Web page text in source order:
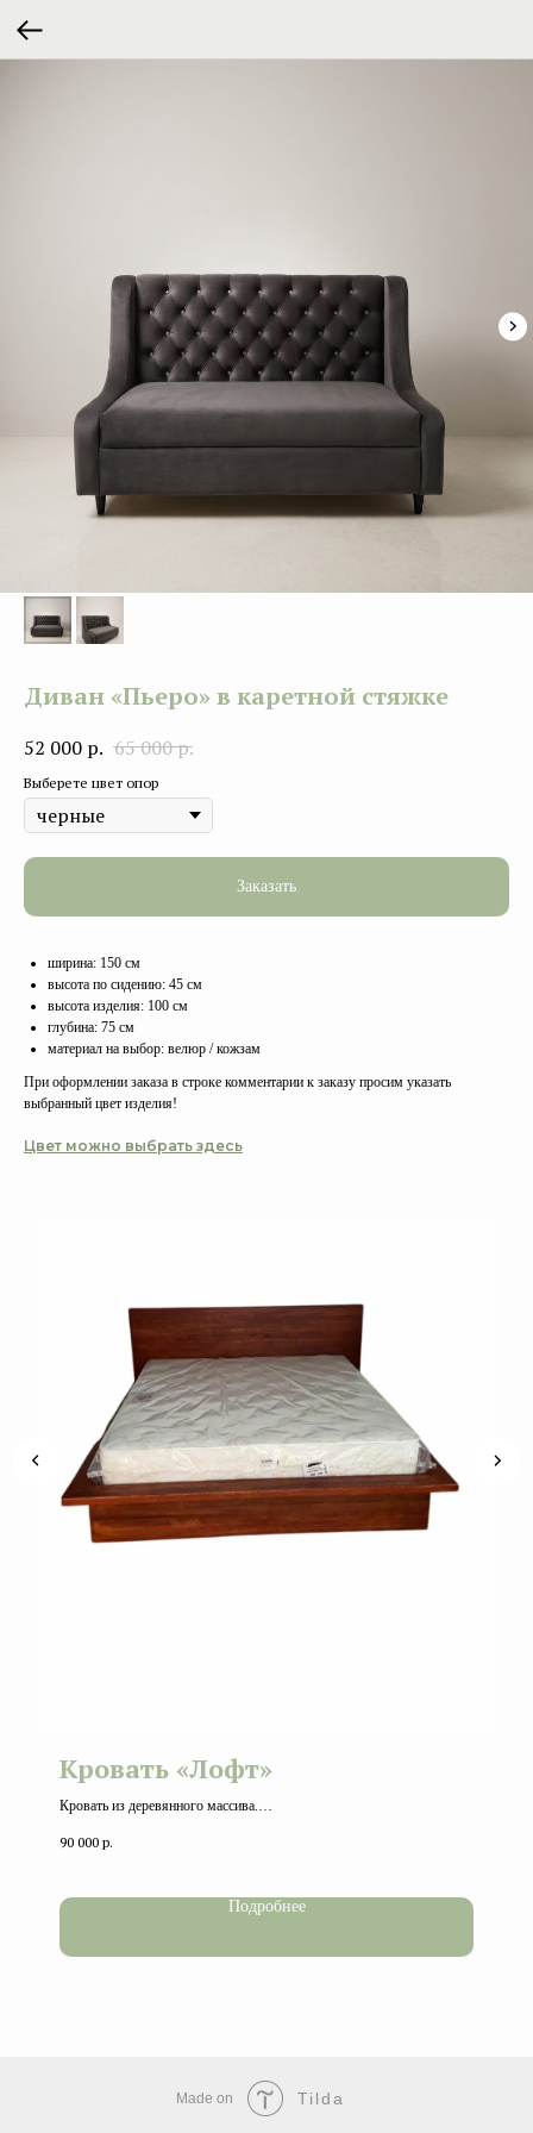
Диван «Пьеро» в каретной стяжке
52 000 р. 65 000р.
Выберете цвет опор
Заказать
ширина: 150 см
высота по сидению: 45 см
высота изделия: 100 см
глубина: 75 см
материал на выбор: велюр / кожзам
При оформлении заказа в строке комментарии к заказу просим указать
выбранный цвет изделия!
Цвет можно выбрать здесь
Кровать «Лофт»
Кровать из деревянного массива.
Кровать может быть односпальная или двуспальная.
90 000 р.
Подробнее
Made on Tilda